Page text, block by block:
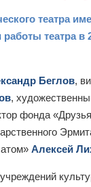
театра
театра в
Беглов,
,
фонда
Алексей